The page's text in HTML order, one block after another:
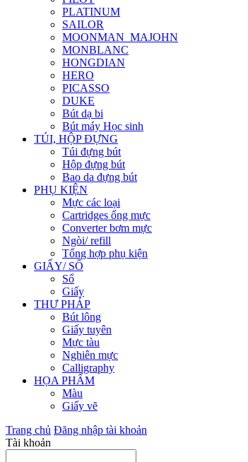
PLATINUM
SAILOR
MOONMAN_MAJOHN
MONBLANC
HONGDIAN
HERO
PICASSO
DUKE
Bút dạ bi
Bút máy Học sinh
TÚI, HỘP ĐỰNG
Túi đựng bút
Hộp đựng bút
Bao da đựng bút
PHỤ KIỆN
Mực các loại
Cartridges ống mực
Converter bơm mực
Ngòi/ refill
Tổng hợp phụ kiện
GIẤY/ SỔ
Sổ
Giấy
THƯ PHÁP
Bút lông
Giấy tuyên
Mực tàu
Nghiên mực
Calligraphy
HỌA PHẨM
Màu
Giấy vẽ
Trang chủ Đăng nhập tài khoản
Tài khoản